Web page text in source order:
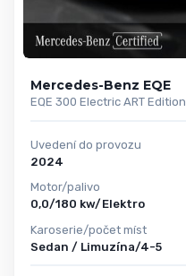
Mercedes-Benz EQE
EQE 300 Electric ART Edition
Uvedení do provozu
2024
Motor/palivo
0,0/180 kw/Elektro
Karoserie/počet míst
Sedan / Limuzína/4-5